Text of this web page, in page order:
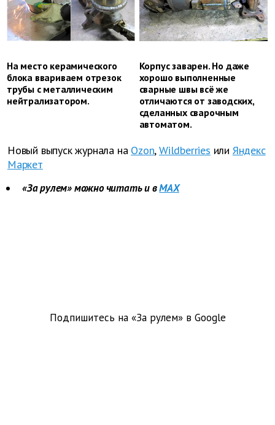
На место керамического
блока ввариваем отрезок
трубы с металлическим
нейтрализатором.
Корпус заварен. Но даже
хорошо выполненные
сварные швы всё же
отличаются от заводских,
сделанных сварочным
автоматом.
Новый выпуск журнала на Ozon, Wildberries или Яндекс
Маркет
«За рулем» можно читать и вMAX
Подпишитесь на «За рулем» в Google